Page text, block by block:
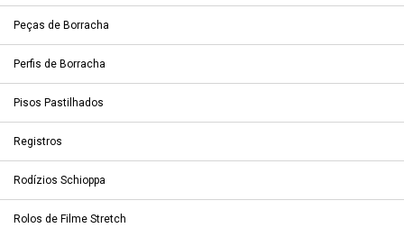
Peças de Borracha
Perfis de Borracha
Pisos Pastilhados
Registros
Rodízios Schioppa
Rolos de Filme Stretch